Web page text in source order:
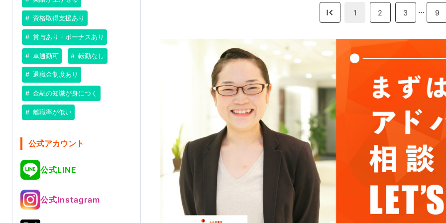
資格取得支援あり
賞与あり・ボーナスあり
車通勤可 転勤なし
退職金制度あり
金融の知識が身につく
離職率が低い
公式アカウント
公式LINE
公式Instagram
1 2 3 … 9